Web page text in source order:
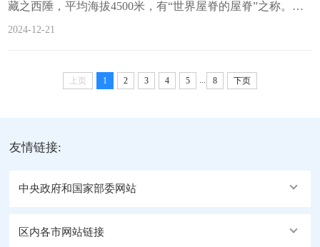
藏之西陲，平均海拔4500米，有“世界屋脊的屋脊”之称。这
片广袤土地，自然景观震撼人心，文化底蕴深厚悠远。冬季
下尽显圣洁与庄严。其独特的金字塔形状与周围连绵的雪山
2024-12-21
上页 1 2 3 4 5 8 下页
友情链接:
中央政府和国家部委网站
区内各市网站链接